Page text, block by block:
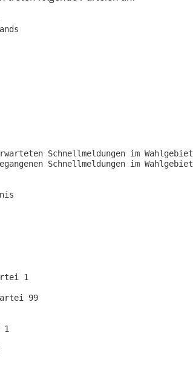
Schnellmeldungen im Wahlgebiet
Schnellmeldungen im Wahlgebiet
1
99
1